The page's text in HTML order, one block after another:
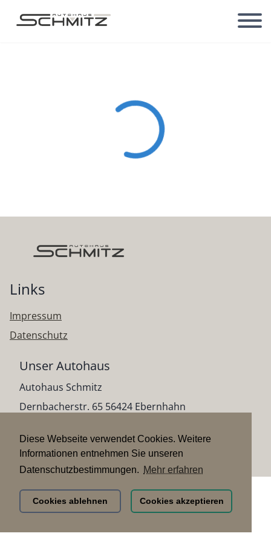
Diese Webseite verwendet Cookies. Weitere
Informationen entnehmen Sie unseren
Datenschutzbestimmungen. Mehr erfahren
Cookies ablehnen Cookies akzeptieren
Links
Impressum
Datenschutz
Unser Autohaus
Autohaus Schmitz
Dernbacherstr. 65 56424 Ebernhahn
E-Mail:info@ahschmitz.de